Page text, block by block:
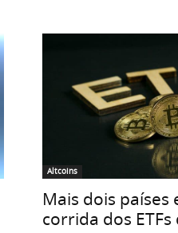
Altcoins
Mais dois países
corrida dos